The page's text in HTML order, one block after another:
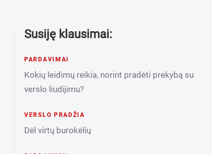
Susiję klausimai:
PARDAVIMAI
Kokių leidimų reikia, norint pradėti prekybą su
verslo liudijimu?
VERSLO PRADŽIA
Dėl virtų burokėlių